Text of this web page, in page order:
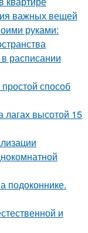
важных вещей
руками:
расписании
способ
лагах высотой 15
подоконнике.
и